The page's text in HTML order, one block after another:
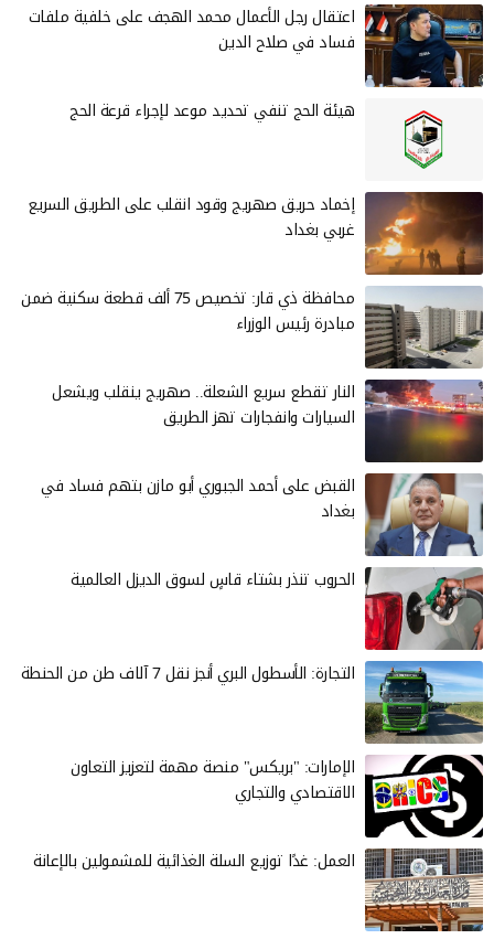
‏اعتقال رجل الأعمال محمد الهجف على خلفية ملفات
فساد في صلاح الدين
هيئة الحج تنفي تحديد موعد لإجراء قرعة الحج
إخماد حريق صهريج وقود انقلب على الطريق السريع
غربي بغداد
محافظة ذي قار: تخصيص 75 ألف قطعة سكنية ضمن
مبادرة رئيس الوزراء
النار تقطع سريع الشعلة.. صهريج ينقلب ويشعل
السيارات وانفجارات تهز الطريق
القبض على أحمد الجبوري أبو مازن بتهم فساد في
بغداد
الحروب تنذر بشتاء قاسٍ لسوق الديزل العالمية
التجارة: الأسطول البري أنجز نقل 7 آلاف طن من الحنطة
الإمارات: "بريكس" منصة مهمة لتعزيز التعاون
الاقتصادي والتجاري
العمل: غدًا توزيع السلة الغذائية للمشمولين بالإعانة